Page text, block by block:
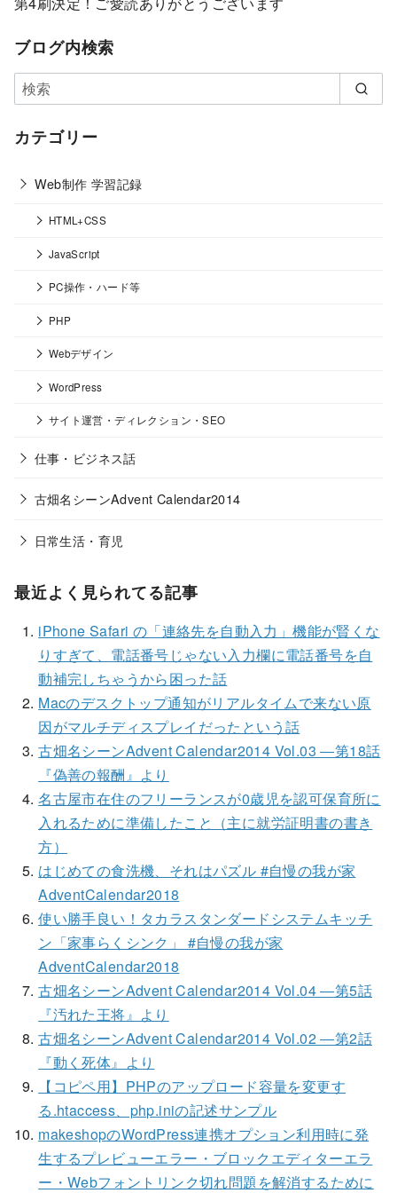
ブログ内検索
カテゴリー
Web制作 学習記録
HTML+CSS
JavaScript
PC操作・ハード等
PHP
Webデザイン
WordPress
サイト運営・ディレクション・SEO
仕事・ビジネス話
古畑名シーンAdvent Calendar2014
日常生活・育児
最近よく見られてる記事
iPhone Safari の「連絡先を自動入力」機能が賢くな
りすぎて、電話番号じゃない入力欄に電話番号を自
動補完しちゃうから困った話
Macのデスクトップ通知がリアルタイムで来ない原
因がマルチディスプレイだったという話
古畑名シーンAdvent Calendar2014 Vol.03 ―第18話
『偽善の報酬』より
名古屋市在住のフリーランスが0歳児を認可保育所に
入れるために準備したこと（主に就労証明書の書き
方）
はじめての食洗機、それはパズル #自慢の我が家
AdventCalendar2018
使い勝手良い！タカラスタンダードシステムキッチ
ン「家事らくシンク」 #自慢の我が家
AdventCalendar2018
古畑名シーンAdvent Calendar2014 Vol.04 ―第5話
『汚れた王将』より
古畑名シーンAdvent Calendar2014 Vol.02 ―第2話
『動く死体』より
【コピペ用】PHPのアップロード容量を変更す
る.htaccess、php.iniの記述サンプル
makeshopのWordPress連携オプション利用時に発
生するプレビューエラー・ブロックエディターエラ
ー・Webフォントリンク切れ問題を解消するために